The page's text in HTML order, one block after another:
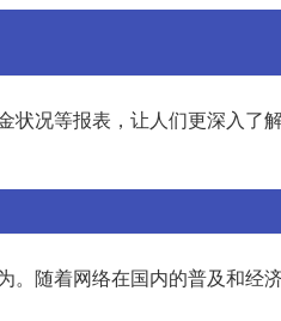
况等报表，让人们更深入了
随着网络在国内的普及和经